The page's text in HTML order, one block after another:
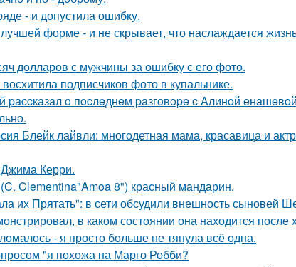
- и допустила ошибку.
форме - и не скрывает, что наслаждается
долларов с мужчины за ошибку с его фото.
подписчиков фото в купальнике.
paccкaзaл o пocлeднeм paзгoвope c Aлинoй
Блейк лайвли: многодетная мама, красавица и
Керри.
Clementina"Amoa 8") красный мандарин.
их Прятать": в сети обсудили внешность сыновей
в каком состоянии она находится после
- я просто больше не тянула всё одна.
"я похожа на Марго Робби?